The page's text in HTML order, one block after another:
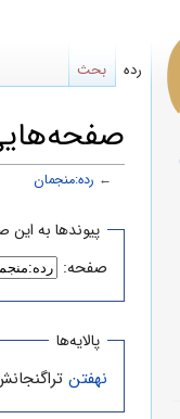
← رده:منجمان
پیوندها به این
صفحه:
پالایه‌ها
نهفتن
رده بحث